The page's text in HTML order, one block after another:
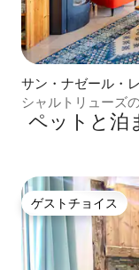
サン・ナゼール・
シャルトリューズ
ペットと泊
ゲストチョイス
ゲストチョイス